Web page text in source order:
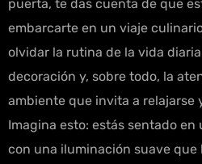
puerta, te das cuenta de que
embarcarte en un viaje
olvidar la rutina de la vida
decoración y, sobre todo, la
ambiente que invita a relajarse
Imagina esto: estás sentado
con una iluminación suave que